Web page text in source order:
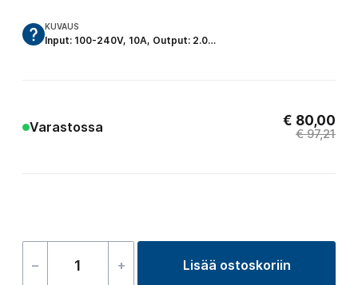
KUVAUS
Input: 100-240V, 10A, Output: 2.0…
Varastossa €97,21
€ 80,00
–
Bluetooth
+ Lisää ostoskoriin